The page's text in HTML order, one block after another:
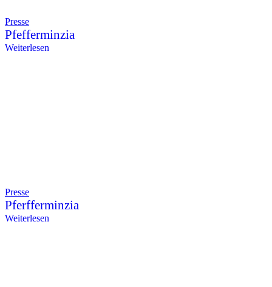
Presse
Pfefferminzia
Weiterlesen
Presse
Pferfferminzia
Weiterlesen